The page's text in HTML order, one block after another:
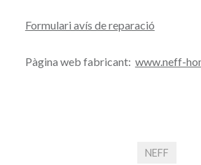
Formulari avís de reparació
Pàgina web fabricant: www.neff-
NEFF